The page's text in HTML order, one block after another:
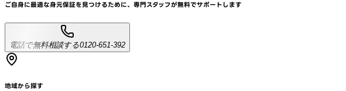
ご自身に最適な身元保証を見つけるために、 専門スタッフが無料でサポートします
電話で無料相談する0120-651-392
地域から探す